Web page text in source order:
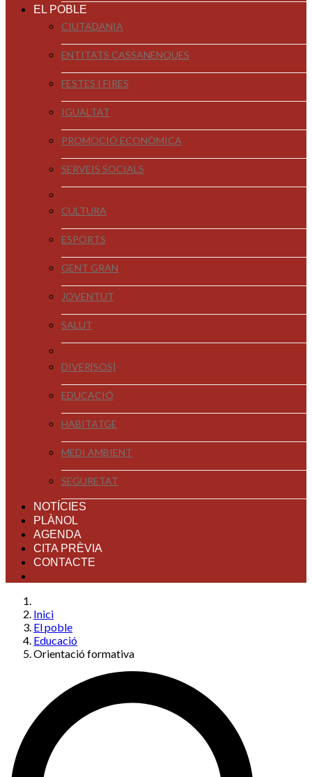
EL POBLE
CIUTADANIA
ENTITATS CASSANENQUES
FESTES I FIRES
IGUALTAT
PROMOCIÓ ECONÒMICA
SERVEIS SOCIALS
CULTURA
ESPORTS
GENT GRAN
JOVENTUT
SALUT
DIVER[SOS]
EDUCACIÓ
HABITATGE
MEDI AMBIENT
SEGURETAT
NOTÍCIES
PLÀNOL
AGENDA
CITA PRÈVIA
CONTACTE
Inici
El poble
Educació
Orientació formativa